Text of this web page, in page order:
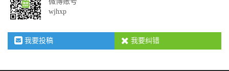
wjhxp
我要投稿 我要纠错